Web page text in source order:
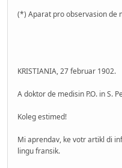
(*) Aparat pro observasion de
KRISTIANIA, 27 februar 1902.
A doktor de medisin P.O. in S.
Koleg estimed!
Mi aprendav, ke votr artikl di
lingu fransik.